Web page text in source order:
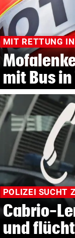
MIT RETTUNG
mit Bus
POLIZEI SUCHT
Cabrio-
und